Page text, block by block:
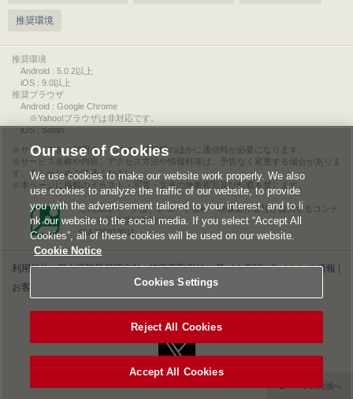
推奨環境
推奨環境
Android : 5.0.2以上
iOS : 9.0以上
推奨ブラウザ
Android : Google Chrome
※Yahoo!ブラウザは非対応です。
iOS : Safari
サービスをご利用されるには、情報料のほかに通信料が必要になります。
サービス名称や内容、アクセス方法や情報料等は、予告なく変更する場合がありま
す。あらかじめご了承ください。
本ページに掲載のイラスト・写真・文章の無断複写及び転載を禁じます。
このエルマークは、レコード会社・映像製作会社が提供するコンテ
ンツを示す登録商標です。
RIAJ00013011
利用規約|個人情報等保護方針|特定商取引法に基づく表記|ライセンス情報
お客様情報の外部送信について|Cookies Settings
▲ページの先頭へ
Our use of Cookies
We use cookies to make our website work properly. We also
use cookies to analyze the traffic of our website, to provide
you with the advertisement tailored to your interest, and to li
nk our website to the social media. If you select “Accept All
Cookies”, all of these cookies will be used on our website.
Cookie Notice
Cookies Settings
Reject All Cookies
Accept All Cookies